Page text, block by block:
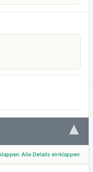
▾
Alle Details einklappen